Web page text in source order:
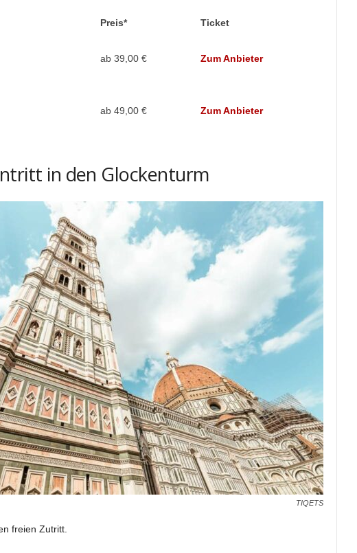
Preis* Ticket
ab 39,00 € Zum Anbieter
ab 49,00 € Zum Anbieter
in den Glockenturm
TIQETS
freien Zutritt.